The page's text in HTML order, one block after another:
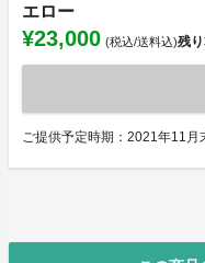
エロー
¥23,000 (税込/送料込)残り
ご提供予定時期：2021年11月